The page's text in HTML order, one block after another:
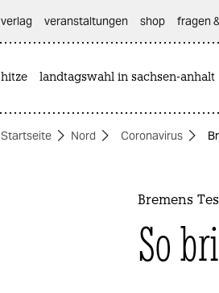
themen
verlag
veranstaltungen shop fragen
hitze landtagswahl in sachsen-anhalt
Startseite Nord Coronavirus
Bremens
So